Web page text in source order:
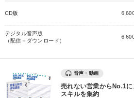
CD版
デジタル音声版
（配信＋ダウンロード）
音声・動画
売れない営業からNo.1
スキルを集約